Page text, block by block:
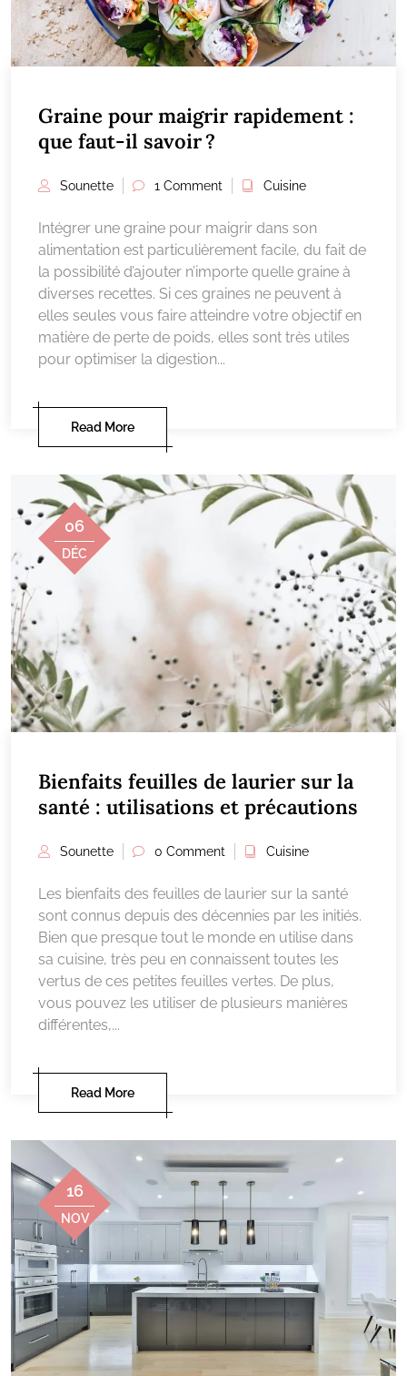
Graine pour maigrir rapidement :
que faut-il savoir ?
Sounette 1 Comment Cuisine
Intégrer une graine pour maigrir dans son
alimentation est particulièrement facile, du fait de
la possibilité d’ajouter n’importe quelle graine à
diverses recettes. Si ces graines ne peuvent à
elles seules vous faire atteindre votre objectif en
matière de perte de poids, elles sont très utiles
pour optimiser la digestion...
Read More
06
DÉC
Bienfaits feuilles de laurier sur la
santé : utilisations et précautions
Sounette 0 Comment Cuisine
Les bienfaits des feuilles de laurier sur la santé
sont connus depuis des décennies par les initiés.
Bien que presque tout le monde en utilise dans
sa cuisine, très peu en connaissent toutes les
vertus de ces petites feuilles vertes. De plus,
vous pouvez les utiliser de plusieurs manières
différentes,...
Read More
16
NOV